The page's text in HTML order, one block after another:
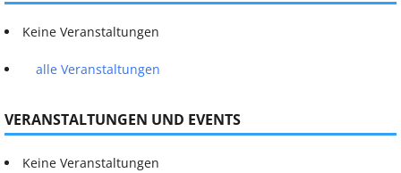
Keine Veranstaltungen
alle Veranstaltungen
VERANSTALTUNGEN UND EVENTS
Keine Veranstaltungen